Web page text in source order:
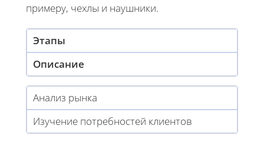
примеру, чехлы и наушники.
Этапы
Описание
Анализ рынка
Изучение потребностей клиентов